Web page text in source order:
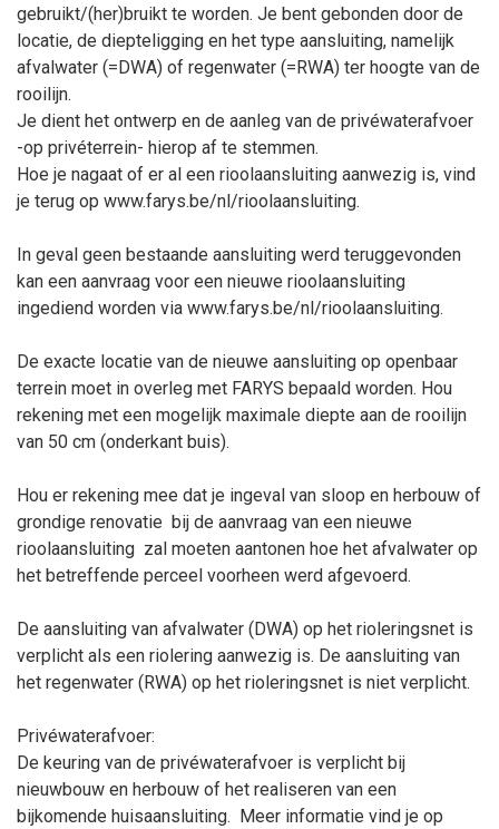
gebruikt/(her)bruikt te worden. Je bent gebonden door de
locatie, de diepteligging en het type aansluiting, namelijk
afvalwater (=DWA) of regenwater (=RWA) ter hoogte van de
rooilijn.
Je dient het ontwerp en de aanleg van de privéwaterafvoer
-op privéterrein- hierop af te stemmen.
Hoe je nagaat of er al een rioolaansluiting aanwezig is, vind
je terug op www.farys.be/nl/rioolaansluiting.
In geval geen bestaande aansluiting werd teruggevonden
kan een aanvraag voor een nieuwe rioolaansluiting
ingediend worden via www.farys.be/nl/rioolaansluiting.
De exacte locatie van de nieuwe aansluiting op openbaar
terrein moet in overleg met FARYS bepaald worden. Hou
rekening met een mogelijk maximale diepte aan de rooilijn
van 50 cm (onderkant buis).
Hou er rekening mee dat je ingeval van sloop en herbouw of
grondige renovatie bij de aanvraag van een nieuwe
rioolaansluiting zal moeten aantonen hoe het afvalwater op
het betreffende perceel voorheen werd afgevoerd.
De aansluiting van afvalwater (DWA) op het rioleringsnet is
verplicht als een riolering aanwezig is. De aansluiting van
het regenwater (RWA) op het rioleringsnet is niet verplicht.
Privéwaterafvoer:
De keuring van de privéwaterafvoer is verplicht bij
nieuwbouw en herbouw of het realiseren van een
bijkomende huisaansluiting.
Meer informatie vind je op